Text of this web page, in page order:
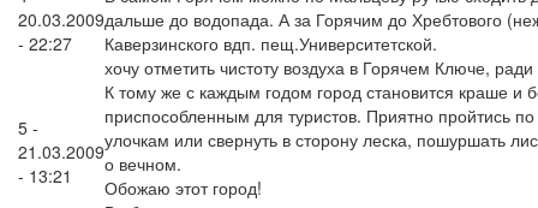
20.03.2009
- 22:27
дальше до водопада. А за Горячим до Хребтового
Каверзинского вдп. пещ.Университетской.
5 -
21.03.2009
- 13:21
хочу отметить чистоту воздуха в Горячем Ключе, ради
К тому же с каждым годом город становится краше и
приспособленным для туристов. Приятно пройтись
улочкам или свернуть в сторону леска, пошуршать
о вечном.
Обожаю этот город!